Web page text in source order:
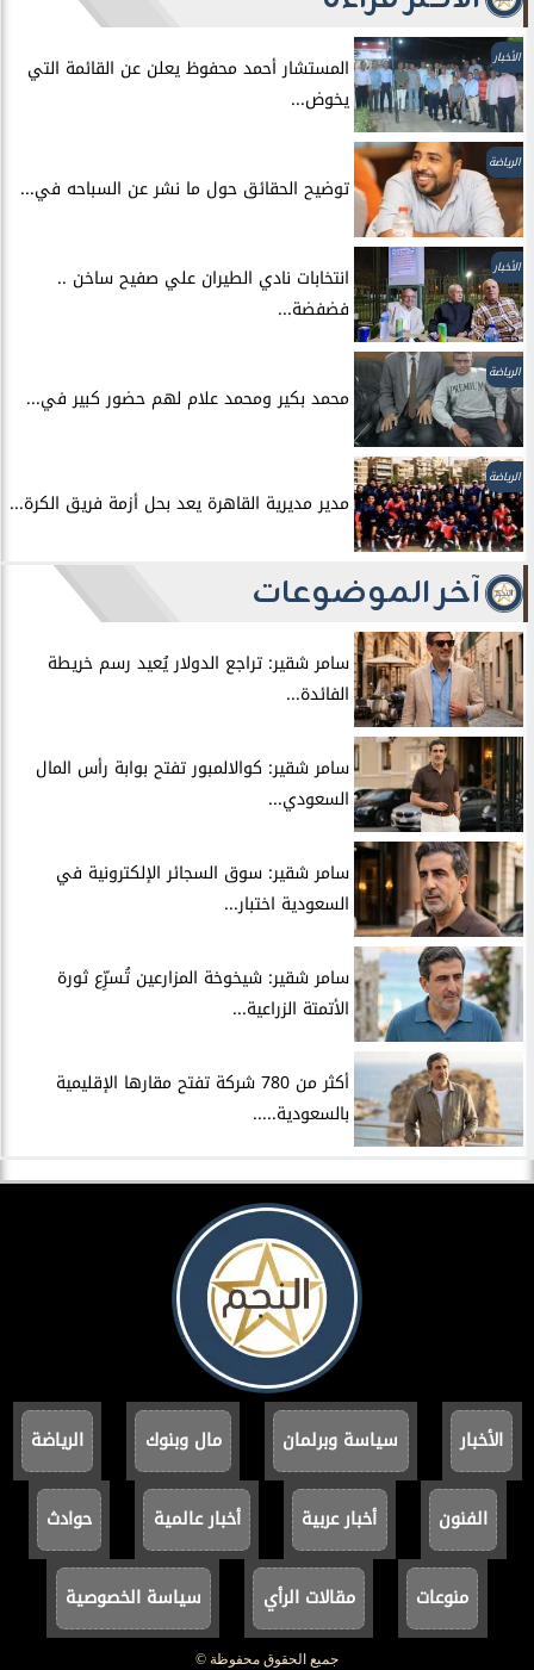
الأخبار
المستشار أحمد محفوظ يعلن عن القائمة التي
يخوض...
الرياضة
توضيح الحقائق حول ما نشر عن السباحه في...
الأخبار
انتخابات نادي الطيران علي صفيح ساخن ..
فضفضة...
الرياضة
محمد بكير ومحمد علام لهم حضور كبير في...
الرياضة
مدير مديرية القاهرة يعد بحل أزمة فريق الكرة...
آخر الموضوعات
سامر شقير: تراجع الدولار يُعيد رسم خريطة
الفائدة...
سامر شقير: كوالالمبور تفتح بوابة رأس المال
السعودي...
سامر شقير: سوق السجائر الإلكترونية في
السعودية اختبار...
سامر شقير: شيخوخة المزارعين تُسرِّع ثورة
الأتمتة الزراعية...
أكثر من 780 شركة تفتح مقارها الإقليمية
بالسعودية.....
الأخبار سياسة وبرلمان مال وبنوك الرياضة
الفنون أخبار عربية أخبار عالمية حوادث
منوعات مقالات الرأي سياسة الخصوصية
جميع الحقوق محفوظة ©